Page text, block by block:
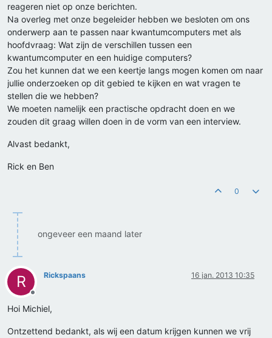
reageren niet op onze berichten.
Na overleg met onze begeleider hebben we besloten om ons
onderwerp aan te passen naar kwantumcomputers met als
hoofdvraag: Wat zijn de verschillen tussen een
kwantumcomputer en een huidige computers?
Zou het kunnen dat we een keertje langs mogen komen om naar
jullie onderzoeken op dit gebied te kijken en wat vragen te
stellen die we hebben?
We moeten namelijk een practische opdracht doen en we
zouden dit graag willen doen in de vorm van een interview.
Alvast bedankt,
Rick en Ben
0
ongeveer een maand later
R
Offline
Rickspaans 16 jan. 2013 10:35
Hoi Michiel,
Ontzettend bedankt, als wij een datum krijgen kunnen we vrij